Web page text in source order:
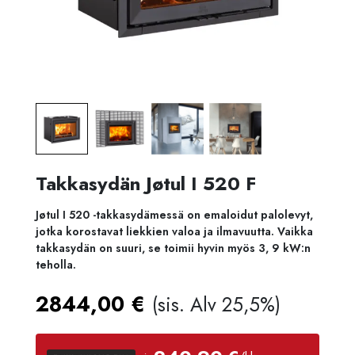
Takkasydän Jøtul I 520 F
Jøtul I 520 -takkasydämessä on emaloidut palolevyt,
jotka korostavat liekkien valoa ja ilmavuutta. Vaikka
takkasydän on suuri, se toimii hyvin myös 3, 9 kW:n
teholla.
2844,00 € (sis. Alv 25,5%)